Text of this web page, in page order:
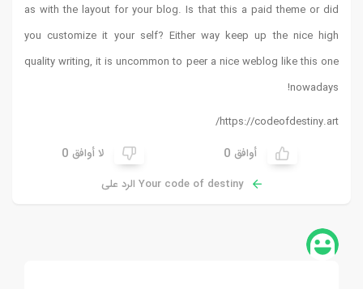
as with the layout for your blog. Is that this a paid theme or did
you customize it your self? Either way keep up the nice high
quality writing, it is uncommon to peer a nice weblog like this one
nowadays
!
https://codeofdestiny.art/
أوافق 0 لا أوافق 0
Your code of destiny الرد على